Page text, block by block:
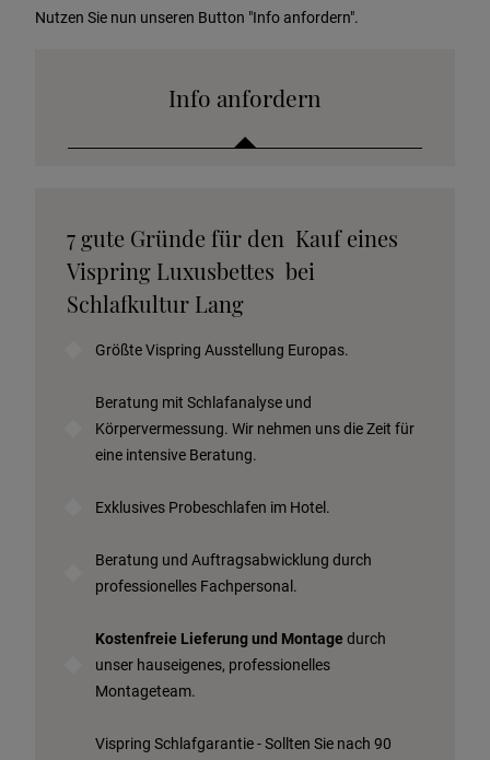
Nutzen Sie nun unseren Button "Info anfordern".
Info anfordern
Stoffkollektion anfordern
Telefonische Beratung anfordern
Beratungstermin vereinbaren
Probeschlafen im Hotel
7 gute Gründe für den Kauf eines
Vispring Luxusbettes bei
Schlafkultur Lang
Größte Vispring Ausstellung Europas.
Beratung mit Schlafanalyse und
Körpervermessung. Wir nehmen uns die Zeit für
eine intensive Beratung.
Exklusives Probeschlafen im Hotel.
Beratung und Auftragsabwicklung durch
professionelles Fachpersonal.
Kostenfreie Lieferung und Montage durch
unser hauseigenes, professionelles
Montageteam.
Vispring Schlafgarantie - Sollten Sie nach 90